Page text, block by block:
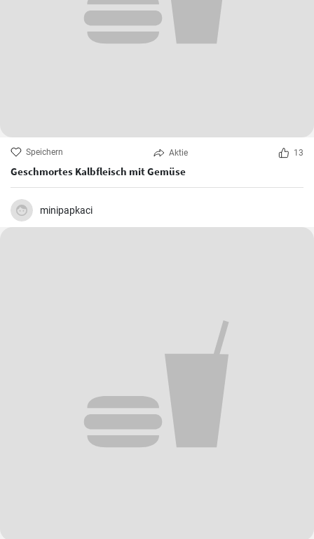
Speichern Aktie 13
Geschmortes Kalbfleisch mit Gemüse
minipapkaci